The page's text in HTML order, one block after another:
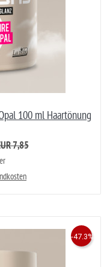
100 ml Haartönung
7,85
-47.3%